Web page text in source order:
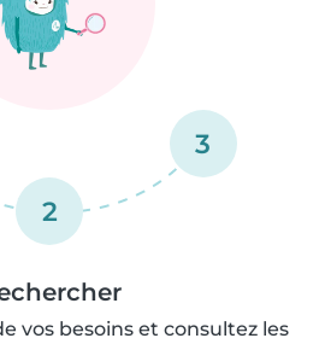
2
3
vos besoins et consultez les